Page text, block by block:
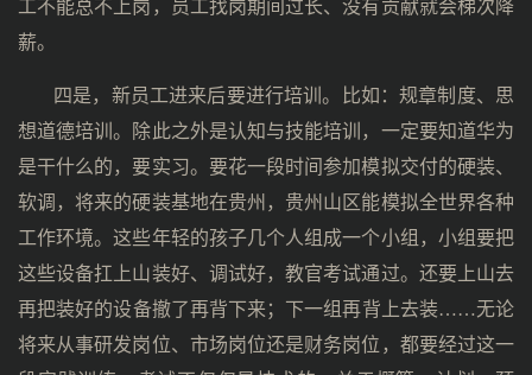
工不能总不上岗，员工找岗期间过长、没有贡献就会梯次降
薪。
四是，新员工进来后要进行培训。比如：规章制度、思
想道德培训。除此之外是认知与技能培训，一定要知道华为
是干什么的，要实习。要花一段时间参加模拟交付的硬装、
软调，将来的硬装基地在贵州，贵州山区能模拟全世界各种
工作环境。这些年轻的孩子几个人组成一个小组，小组要把
这些设备扛上山装好、调试好，教官考试通过。还要上山去
再把装好的设备撤了再背下来；下一组再背上去装……无论
将来从事研发岗位、市场岗位还是财务岗位，都要经过这一